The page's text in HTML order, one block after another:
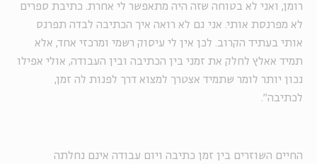
רומן, ואני לא בטוחה שזה היה מתאפשר לי אחרת. כתיבת ספרים
לא מפרנסת אותי. אני גם לא רואה איך הכתיבה לבדה תפרנס
אותי בעתיד הקרוב. לכן אין לי עיסוק רשמי ומרכזי אחד, אלא
תמיד אאלץ לחלק את זמני בין הכתיבה ובין העבודה, אולי אפילו
נכון יותר לומר שתמיד אצטרך למצוא דרך לפנות לה זמן,
לכתיבה".
החיים השוזרים בין זמן כתיבה ויום עבודה אינם נחלתה